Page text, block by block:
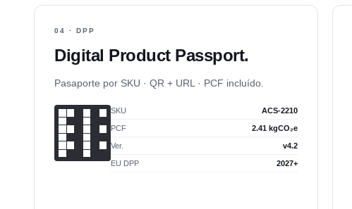
04 · DPP
Digital Product Passport.
Pasaporte por SKU · QR + URL · PCF incluído.
SKU ACS-2210
PCF 2.41 kgCO₂e
Ver. v4.2
EU DPP 2027+